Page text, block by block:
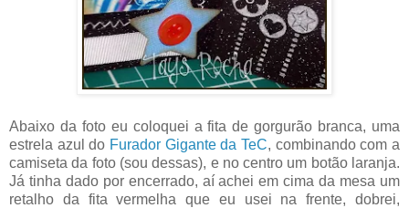
Abaixo da foto eu coloquei a fita de gorgurão branca, uma
estrela azul do Furador Gigante da TeC, combinando com a
camiseta da foto (sou dessas), e no centro um botão laranja.
Já tinha dado por encerrado, aí achei em cima da mesa um
retalho da fita vermelha que eu usei na frente, dobrei,